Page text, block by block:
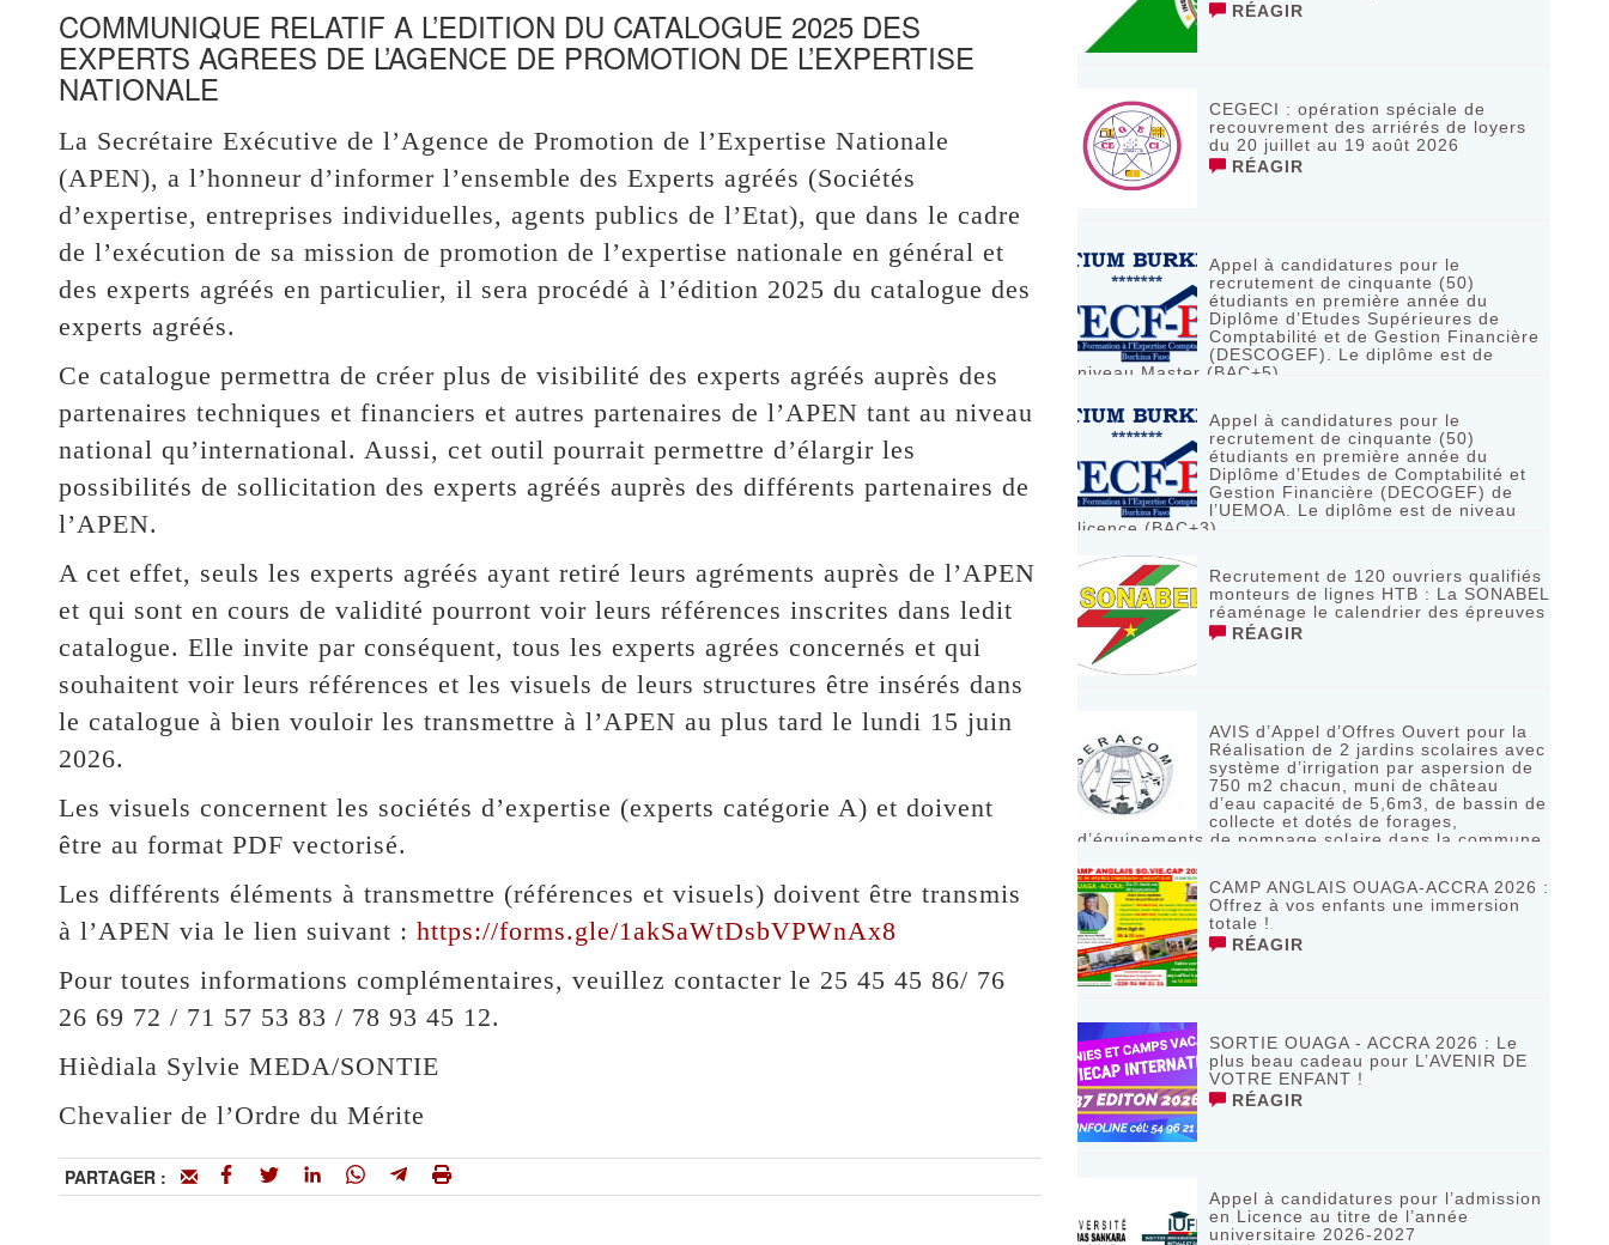
COMMUNIQUE RELATIF A L’EDITION DU CATALOGUE 2025 DES
EXPERTS AGREES DE L’AGENCE DE PROMOTION DE L’EXPERTISE
NATIONALE
La Secrétaire Exécutive de l’Agence de Promotion de l’Expertise Nationale
(APEN), a l’honneur d’informer l’ensemble des Experts agréés (Sociétés
d’expertise, entreprises individuelles, agents publics de l’Etat), que dans le cadre
de l’exécution de sa mission de promotion de l’expertise nationale en général et
des experts agréés en particulier, il sera procédé à l’édition 2025 du catalogue des
experts agréés.
Ce catalogue permettra de créer plus de visibilité des experts agréés auprès des
partenaires techniques et financiers et autres partenaires de l’APEN tant au niveau
national qu’international. Aussi, cet outil pourrait permettre d’élargir les
possibilités de sollicitation des experts agréés auprès des différents partenaires de
l’APEN.
A cet effet, seuls les experts agréés ayant retiré leurs agréments auprès de l’APEN
et qui sont en cours de validité pourront voir leurs références inscrites dans ledit
catalogue. Elle invite par conséquent, tous les experts agrées concernés et qui
souhaitent voir leurs références et les visuels de leurs structures être insérés dans
le catalogue à bien vouloir les transmettre à l’APEN au plus tard le lundi 15 juin
2026.
Les visuels concernent les sociétés d’expertise (experts catégorie A) et doivent
être au format PDF vectorisé.
Les différents éléments à transmettre (références et visuels) doivent être transmis
à l’APEN via le lien suivant : https://forms.gle/1akSaWtDsbVPWnAx8
Pour toutes informations complémentaires, veuillez contacter le 25 45 45 86/ 76
26 69 72 / 71 57 53 83 / 78 93 45 12.
Hièdiala Sylvie MEDA/SONTIE
Chevalier de l’Ordre du Mérite
PARTAGER :
RÉAGIR
CEGECI : opération spéciale de
recouvrement des arriérés de loyers
du 20 juillet au 19 août 2026
RÉAGIR
Appel à candidatures pour le
recrutement de cinquante (50)
étudiants en première année du
Diplôme d’Etudes Supérieures de
Comptabilité et de Gestion Financière
(DESCOGEF). Le diplôme est de
niveau Master (BAC+5)
Appel à candidatures pour le
recrutement de cinquante (50)
étudiants en première année du
Diplôme d’Etudes de Comptabilité et
Gestion Financière (DECOGEF) de
l’UEMOA. Le diplôme est de niveau
licence (BAC+3)
Recrutement de 120 ouvriers qualifiés
monteurs de lignes HTB : La SONABEL
réaménage le calendrier des épreuves
RÉAGIR
AVIS d’Appel d’Offres Ouvert pour la
Réalisation de 2 jardins scolaires avec
système d’irrigation par aspersion de
750 m2 chacun, muni de château
d’eau capacité de 5,6m3, de bassin de
collecte et dotés de forages,
d’équipements de pompage solaire dans la commune
RÉAGIR
CAMP ANGLAIS OUAGA-ACCRA 2026 :
Offrez à vos enfants une immersion
totale !
RÉAGIR
SORTIE OUAGA - ACCRA 2026 : Le
plus beau cadeau pour L’AVENIR DE
VOTRE ENFANT !
RÉAGIR
Appel à candidatures pour l’admission
en Licence au titre de l’année
universitaire 2026-2027